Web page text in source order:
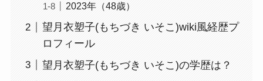
2023年（48歳）
望月衣塑子(もちづき いそこ)wiki風経歴プ
ロフィール
望月衣塑子(もちづき いそこ)の学歴は？